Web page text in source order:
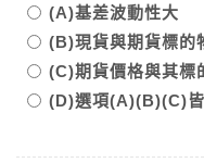
(A)基差波動性大
(B)現貨與期貨標
(C)期貨價格與其
(D)選項(A)(B)(C)